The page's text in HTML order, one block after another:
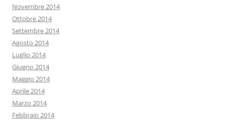
Novembre 2014
Ottobre 2014
Settembre 2014
Agosto 2014
Luglio 2014
Giugno 2014
Maggio 2014
Aprile 2014
Marzo 2014
Febbraio 2014